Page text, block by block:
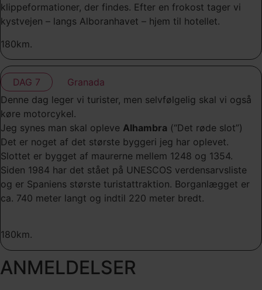
klippeformationer, der findes. Efter en frokost tager vi
kystvejen – langs Alboranhavet – hjem til hotellet.
180km.
DAG 7
Granada
Denne dag leger vi turister, men selvfølgelig skal vi også
køre motorcykel.
Jeg synes man skal opleve Alhambra (“Det røde slot”)
Det er noget af det største byggeri jeg har oplevet.
Slottet er bygget af maurerne mellem 1248 og 1354.
Siden 1984 har det stået på UNESCOS verdensarvsliste
og er Spaniens største turistattraktion. Borganlægget er
ca. 740 meter langt og indtil 220 meter bredt.
180km.
ANMELDELSER